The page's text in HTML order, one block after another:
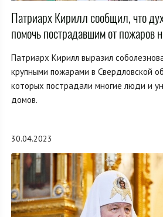
Патриарх Кирилл сообщил, что
помочь пострадавшим от пожаров
Патриарх Кирилл выразил
крупными пожарами в Свердловской
которых пострадали многие люди и
домов.
30.04.2023